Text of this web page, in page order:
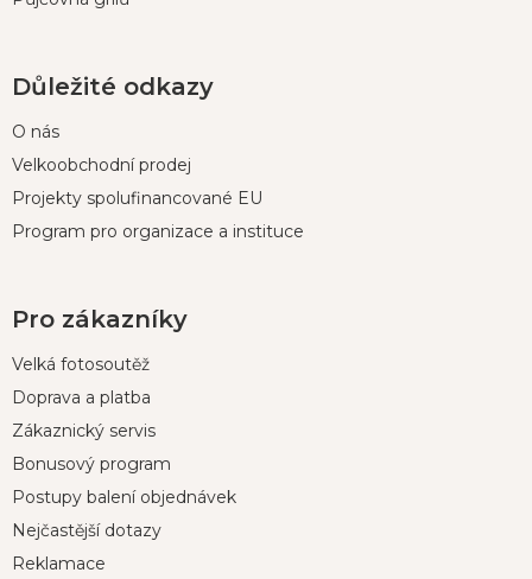
Důležité odkazy
O nás
Velkoobchodní prodej
Projekty spolufinancované EU
Program pro organizace a instituce
Pro zákazníky
Velká fotosoutěž
Doprava a platba
Zákaznický servis
Bonusový program
Postupy balení objednávek
Nejčastější dotazy
Reklamace